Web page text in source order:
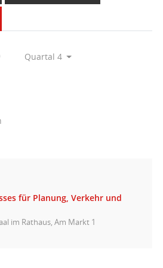
Quartal 4
für Planung, Verkehr und
im Rathaus, Am Markt 1